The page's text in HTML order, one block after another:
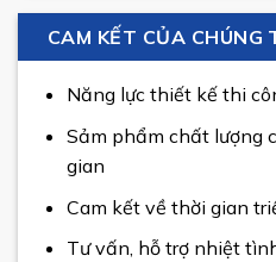
CAM KẾT CỦA CHÚNG
Năng lực thiết kế thi
Sảm phẩm chất lượng
gian
Cam kết về thời gian
Tư vấn, hỗ trợ nhiệt